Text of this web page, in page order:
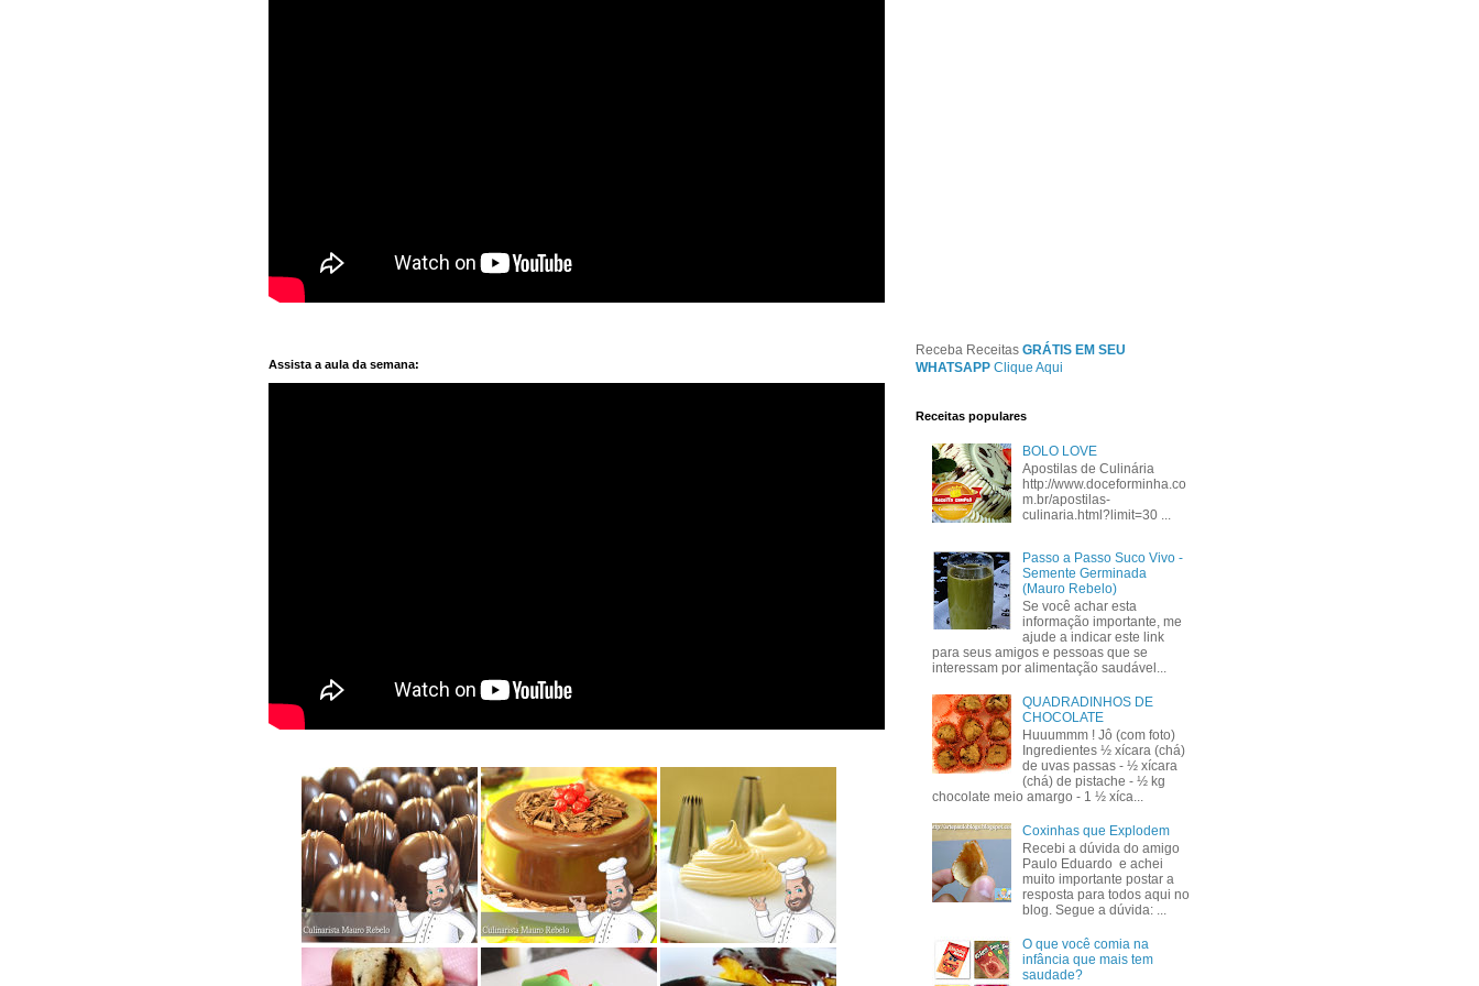
Assista a aula da semana:
Receba Receitas GRÁTIS EM SEU
WHATSAPP Clique Aqui
Receitas populares
BOLO LOVE
Apostilas de Culinária
http://www.doceforminha.co
m.br/apostilas-
culinaria.html?limit=30 ...
Passo a Passo Suco Vivo -
Semente Germinada
(Mauro Rebelo)
Se você achar esta
informação importante, me
ajude a indicar este link
para seus amigos e pessoas que se
interessam por alimentação saudável...
QUADRADINHOS DE
CHOCOLATE
Huuummm ! Jô (com foto)
Ingredientes ½ xícara (chá)
de uvas passas - ½ xícara
(chá) de pistache - ½ kg
chocolate meio amargo - 1 ½ xíca...
Coxinhas que Explodem
Recebi a dúvida do amigo
Paulo Eduardo e achei
muito importante postar a
resposta para todos aqui no
blog. Segue a dúvida: ...
O que você comia na
infância que mais tem
saudade?